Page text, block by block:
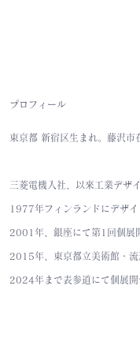
プロフィール
東京都 新宿区生まれ。藤沢市
三菱電機入社、以來工業デザ
1977年フィンランドにデザイ
2001年、銀座にて第1回個展
2015年、東京都立美術館・流
2024年まで表参道にて個展